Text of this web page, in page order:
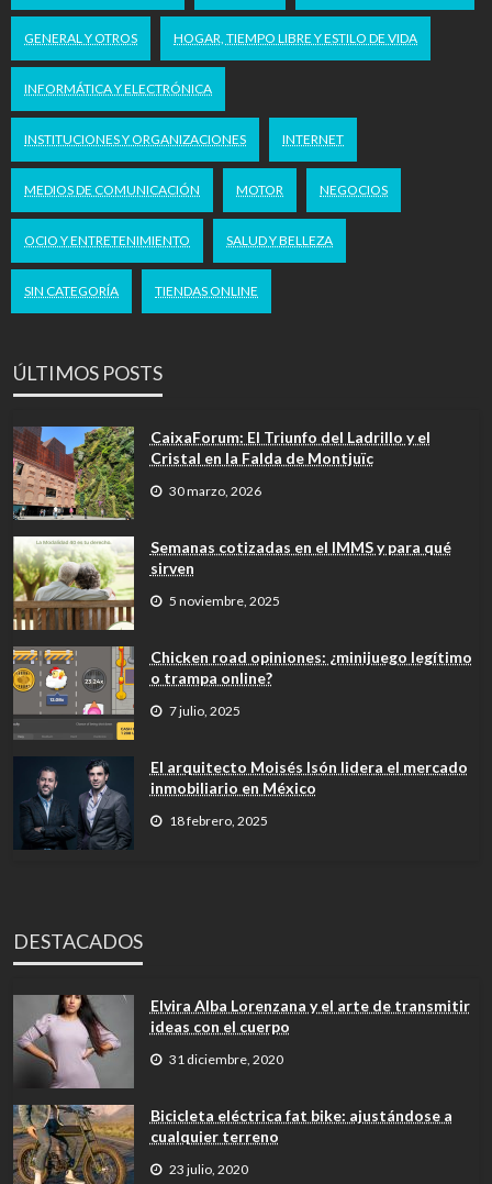
GENERAL Y OTROS HOGAR, TIEMPO LIBRE Y ESTILO DE VIDA
INFORMÁTICA Y ELECTRÓNICA
INSTITUCIONES Y ORGANIZACIONES INTERNET
MEDIOS DE COMUNICACIÓN MOTOR NEGOCIOS
OCIO Y ENTRETENIMIENTO SALUD Y BELLEZA
SIN CATEGORÍA TIENDAS ONLINE
ÚLTIMOS POSTS
CaixaForum: El Triunfo del Ladrillo y el
Cristal en la Falda de Montjuïc
30 marzo, 2026
Semanas cotizadas en el IMMS y para qué
sirven
5 noviembre, 2025
Chicken road opiniones: ¿minijuego legítimo
o trampa online?
7 julio, 2025
El arquitecto Moisés Isón lidera el mercado
inmobiliario en México
18 febrero, 2025
DESTACADOS
Elvira Alba Lorenzana y el arte de transmitir
ideas con el cuerpo
31 diciembre, 2020
Bicicleta eléctrica fat bike: ajustándose a
cualquier terreno
23 julio, 2020